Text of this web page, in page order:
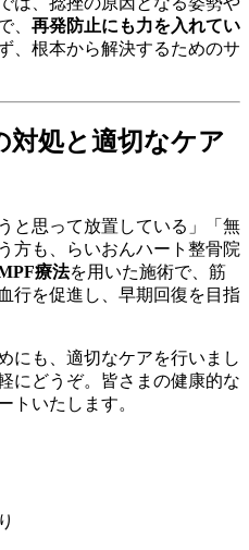
、 再発防止にも力を入れてい
、根本から解決するためのサ
対処と適切なケア
と思って放置している」「無
方も、らいおんハート整骨院
療法を用いた施術で、筋
行を促進し、早期回復を目指
にも、適切なケアを行いまし
にどうぞ。皆さまの健康的な
トいたします。